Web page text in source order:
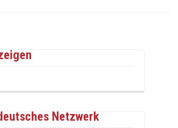
Netzwerk